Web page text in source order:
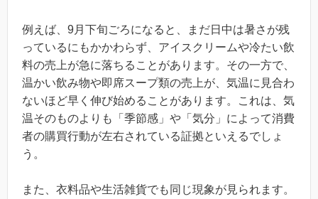
例えば、9月下旬ごろになると、まだ日中は暑さが残
っているにもかかわらず、アイスクリームや冷たい飲
料の売上が急に落ちることがあります。その一方で、
温かい飲み物や即席スープ類の売上が、気温に見合わ
ないほど早く伸び始めることがあります。これは、気
温そのものよりも「季節感」や「気分」によって消費
者の購買行動が左右されている証拠といえるでしょ
う。
また、衣料品や生活雑貨でも同じ現象が見られます。